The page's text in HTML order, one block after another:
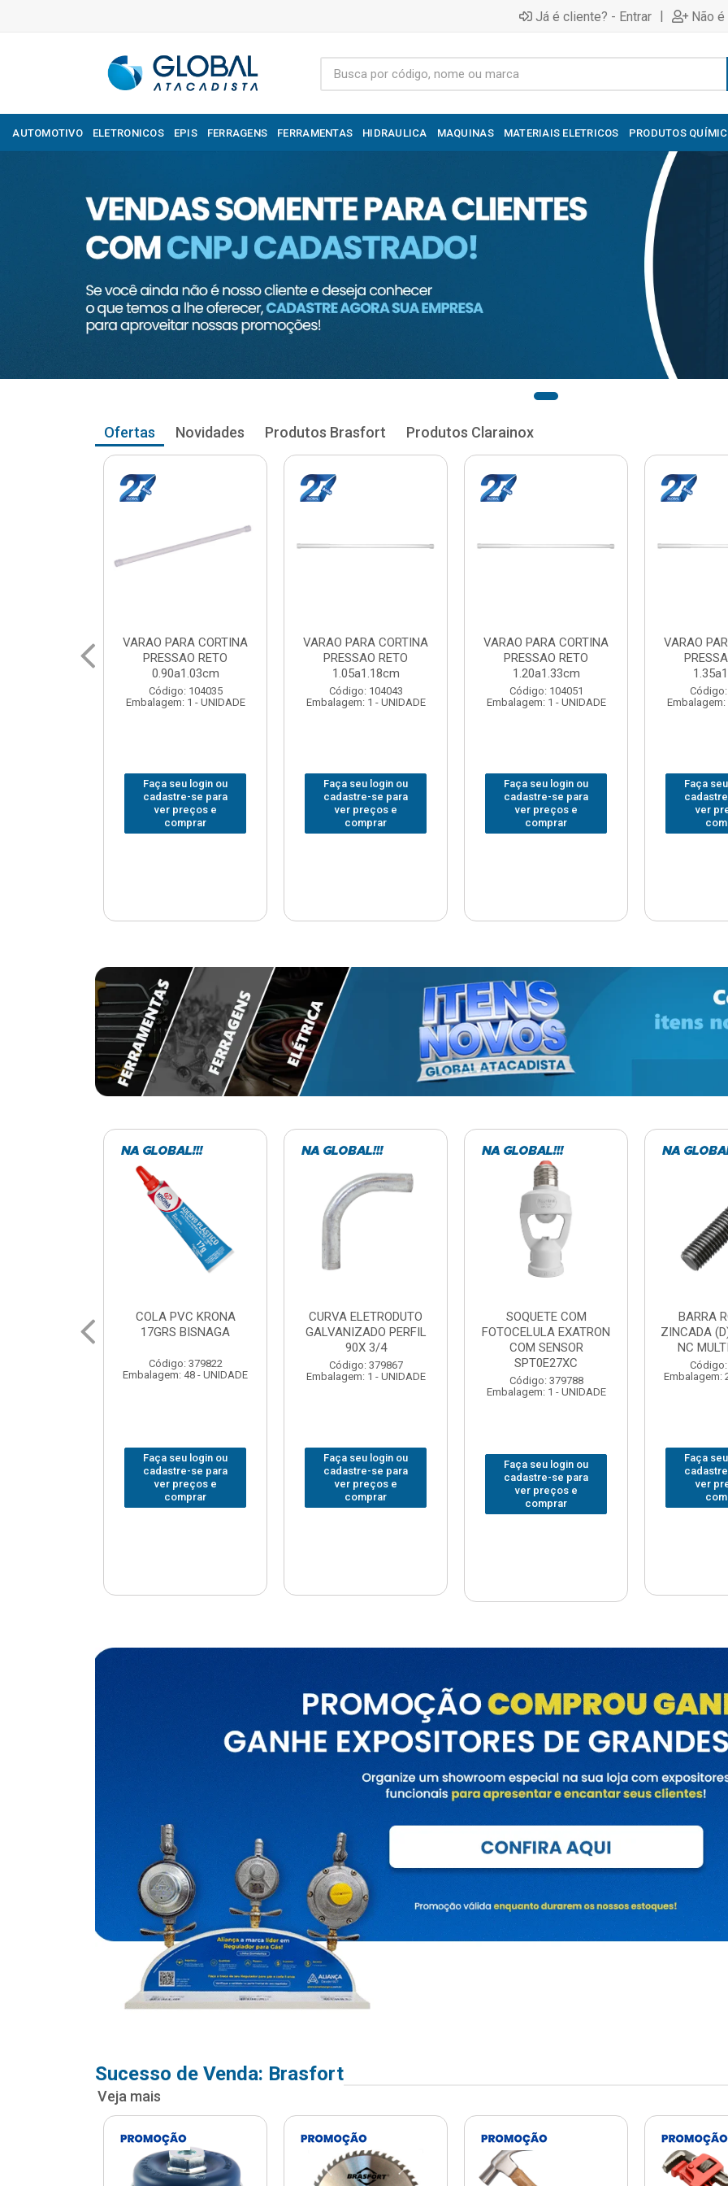
Já é cliente? - Entrar | Não
AUTOMOTIVO ELETRONICOS EPIS FERRAGENS FERRAMENTAS HIDRAULICA MAQUINAS MATERIAIS ELETRICOS PRODUTOS
Ofertas Novidades Produtos Brasfort Produtos Clarainox
VARAO PARA CORTINA
PRESSAO RETO
1.05a1.18cm
Código: 104043
Embalagem: 1 - UNIDADE
Faça seu login ou
cadastre-se para
ver preços e
comprar
VARAO PARA CORTINA
PRESSAO RETO
1.20a1.33cm
Código: 104051
Embalagem: 1 - UNIDADE
Faça seu login ou
cadastre-se para
ver preços e
comprar
VARAO PARA CORTINA
PRESSAO RETO
1.35a1.48cm
Código: 104060
Embalagem: 1 - UNIDADE
Faça seu login ou
cadastre-se para
ver preços e
comprar
VARAO
Embalagem:
Faça
ver
CURVA ELETRODUTO
GALVANIZADO PERFIL
Código: 379867
Embalagem: 1 - UNIDADE
Faça seu login ou
cadastre-se para
ver preços e
comprar
SOQUETE COM
FOTOCELULA EXATRON
COM SENSOR
SPT0E27XC
Código: 379788
Faça seu login ou
cadastre-se para
ver preços e
comprar
BARRA ROSCADA
ZINCADA (D) 5/16”X1MT
NC MULTIBARRAS
Código: 379806
Embalagem: 20 - UNIDADE
Faça seu login ou
cadastre-se para
ver preços e
comprar
JOMARCA
Embalagem:
Faça
ver
Sucesso de Venda: Brasfort
Veja mais